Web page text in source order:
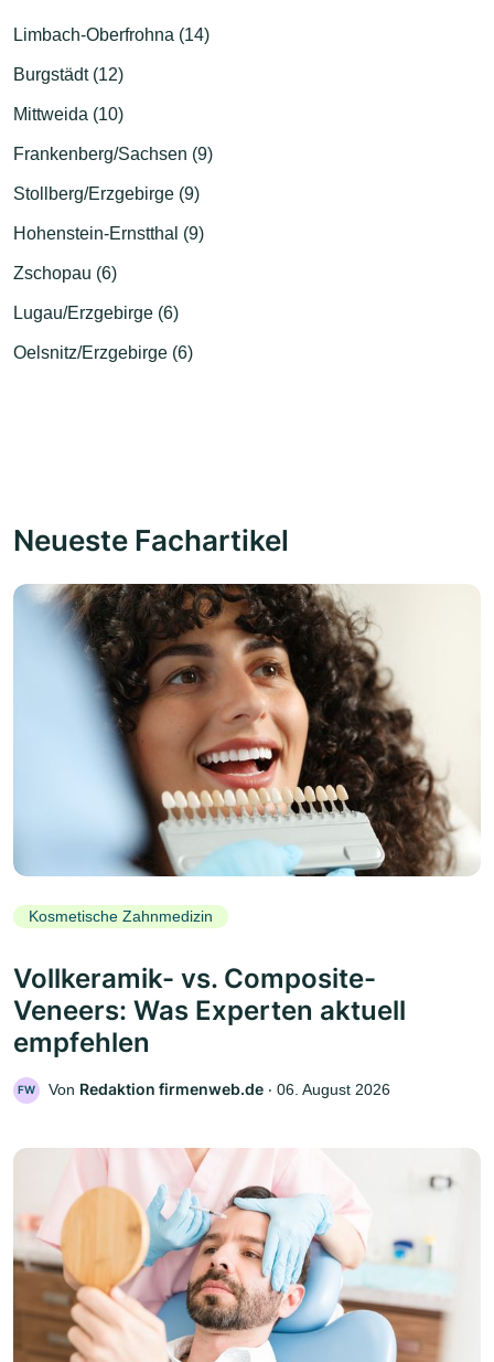
Limbach-Oberfrohna (14)
Burgstädt (12)
Mittweida (10)
Frankenberg/Sachsen (9)
Stollberg/Erzgebirge (9)
Hohenstein-Ernstthal (9)
Zschopau (6)
Lugau/Erzgebirge (6)
Oelsnitz/Erzgebirge (6)
Neueste Fachartikel
Kosmetische Zahnmedizin
Vollkeramik- vs. Composite-
Veneers: Was Experten aktuell
empfehlen
FW Von Redaktion firmenweb.de ‧ 06. August 2026